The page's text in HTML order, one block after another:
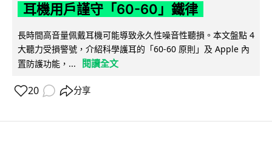
耳機用戶謹守「60-60」鐵律
長時間高音量佩戴耳機可能導致永久性噪音性聽損。本文盤點 4
大聽力受損警號，介紹科學護耳的「60-60 原則」及 Apple 內
置防護功能，...
閱讀全文
20 分享